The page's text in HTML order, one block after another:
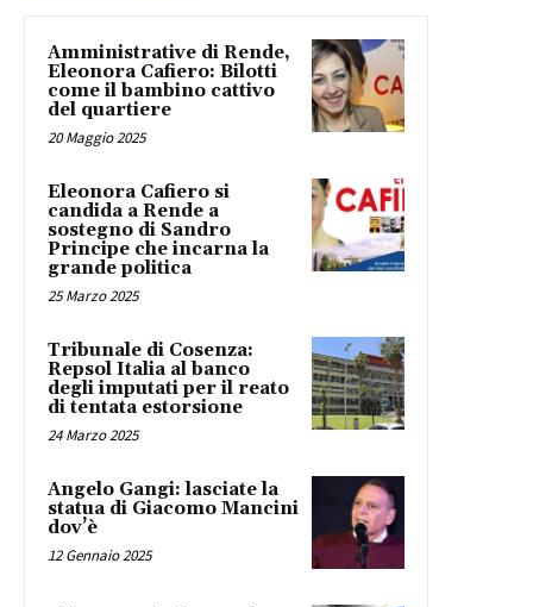
Amministrative di Rende,
Eleonora Cafiero: Bilotti
come il bambino cattivo
del quartiere
20 Maggio 2025
Eleonora Cafiero si
candida a Rende a
sostegno di Sandro
Principe che incarna la
grande politica
25 Marzo 2025
Tribunale di Cosenza:
Repsol Italia al banco
degli imputati per il reato
di tentata estorsione
24 Marzo 2025
Angelo Gangi: lasciate la
statua di Giacomo Mancini
dov’è
12 Gennaio 2025